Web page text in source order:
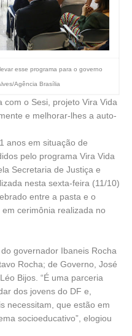
esse programa para o governo
Agência Brasília
com o Sesi, projeto Vira Vida
e melhorar-lhes a auto-
anos em situação de
pelo programa Vira Vida
Secretaria de Justiça e
nesta sexta-feira (11/10)
entre a pasta e o
cerimônia realizada no
governador Ibaneis Rocha
Rocha; de Governo, José
Bijos. “É uma parceria
dos jovens do DF e,
necessitam, que estão em
socioeducativo”, elogiou